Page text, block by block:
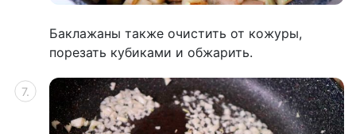
Баклажаны также очистить от кожуры,
порезать кубиками и обжарить.